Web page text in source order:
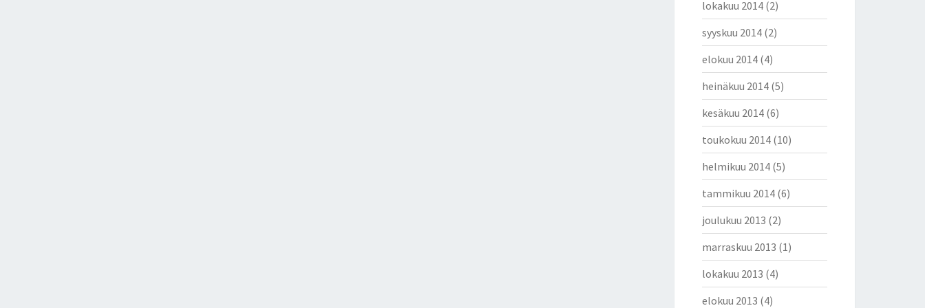
lokakuu 2014(2)
syyskuu 2014(2)
elokuu 2014(4)
heinäkuu 2014(5)
kesäkuu 2014(6)
toukokuu 2014(10)
helmikuu 2014(5)
tammikuu 2014(6)
joulukuu 2013 (2)
marraskuu 2013 (1)
lokakuu 2013 (4)
elokuu 2013 (4)